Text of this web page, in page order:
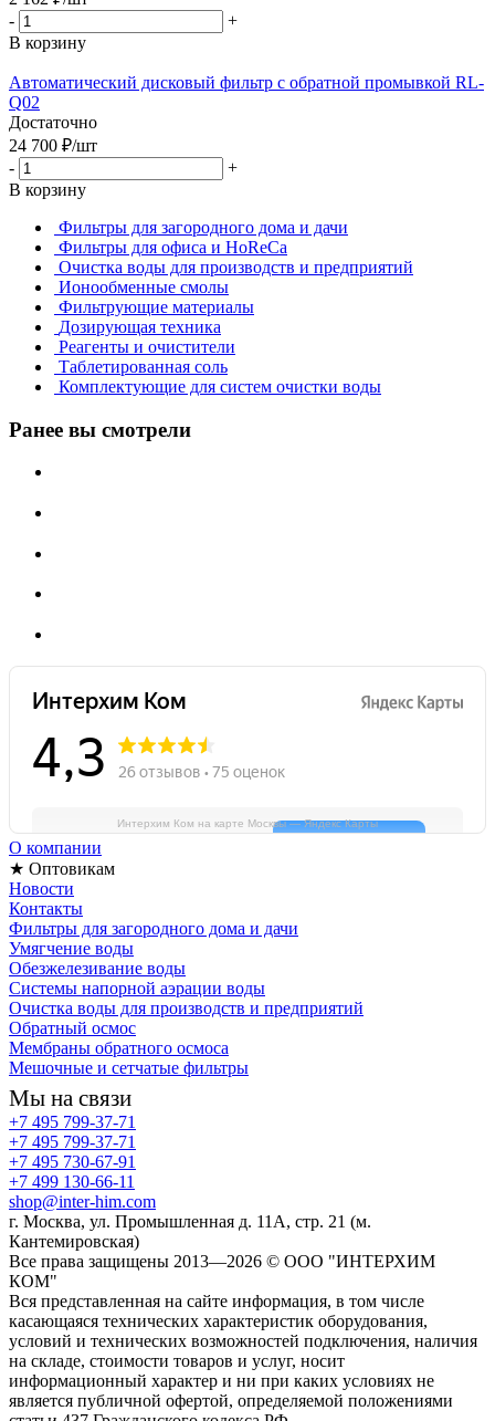
-
+
В корзину
Автоматический дисковый фильтр с обратной промывкой RL-
Q02
Достаточно
24 700 ₽/шт
-
+
В корзину
Фильтры для загородного дома и дачи
Фильтры для офиса и HoReCa
Очистка воды для производств и предприятий
Ионообменные смолы
Фильтрующие материалы
Дозирующая техника
Реагенты и очистители
Таблетированная соль
Комплектующие для систем очистки воды
Ранее вы смотрели
Интерхим Ком на карте Москвы — Яндекс Карты
О компании
★ Оптовикам
Новости
Контакты
Фильтры для загородного дома и дачи
Умягчение воды
Обезжелезивание воды
Системы напорной аэрации воды
Очистка воды для производств и предприятий
Обратный осмос
Мембраны обратного осмоса
Мешочные и сетчатые фильтры
Мы на связи
+7 495 799-37-71
+7 495 799-37-71
+7 495 730-67-91
+7 499 130-66-11
shop@inter-him.com
г. Москва, ул. Промышленная д. 11А, стр. 21 (м.
Кантемировская)
Все права защищены 2013—2026 © OOO "ИНТЕРХИМ
КОМ"
Вся представленная на сайте информация, в том числе
касающаяся технических характеристик оборудования,
условий и технических возможностей подключения, наличия
на складе, стоимости товаров и услуг, носит
информационный характер и ни при каких условиях не
является публичной офертой, определяемой положениями